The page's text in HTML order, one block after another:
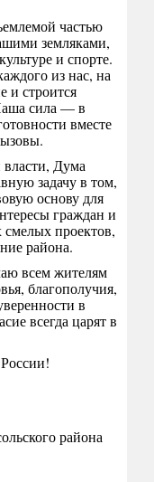
частью
земляками,
и спорте.
из нас, на
и строится
сила — в
вместе
Дума
задачу в том,
основу для
граждан и
смелых проектов,
района.
всем жителям
благополучия,
в
всегда царят в
района